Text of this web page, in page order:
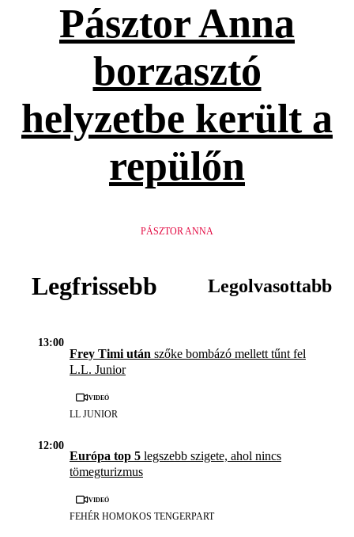
Pásztor Anna
borzasztó
helyzetbe került a
repülőn
PÁSZTOR ANNA
Legfrissebb Legolvasottabb
13:00
Frey Timi után szőke bombázó mellett tűnt fel
L.L. Junior
Videó
LL JUNIOR
12:00
Európa top 5 legszebb szigete, ahol nincs
tömegturizmus
Videó
FEHÉR HOMOKOS TENGERPART